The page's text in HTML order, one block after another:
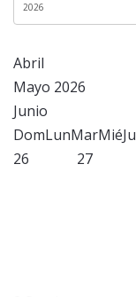
Abril
Mayo 2026
Junio
DomLunMarMié
26
27